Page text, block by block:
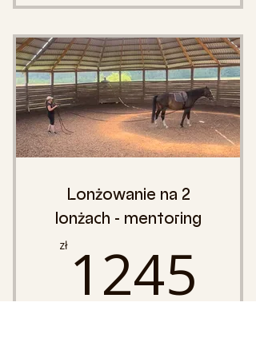
program
szczegółowe plany
treningowe na kolejne etapy
PDF z planem treningowym -
do pobrania
dostęp 12 miesięcy
Lonżowanie na 2
lonżach - mentoring
zł 1245